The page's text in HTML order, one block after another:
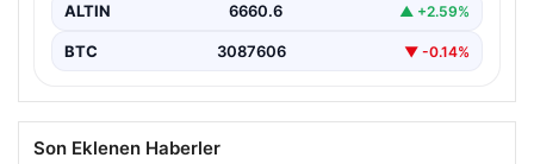
ALTIN 6660.6 ▲ +2.59%
BTC 3087606 ▼ -0.14%
Son Eklenen Haberler